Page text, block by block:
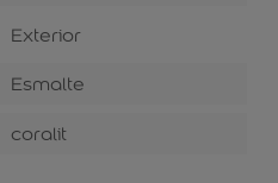
Exterior
Esmalte
coralit